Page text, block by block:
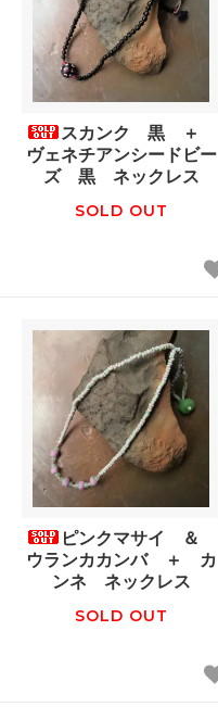
スカンク 黒 ＋
ヴェネチアンシードビー
ズ 黒 ネックレス
SOLD OUT
ピンクマサイ ＆
ウランカカンバ ＋ カ
ンネ ネックレス
SOLD OUT